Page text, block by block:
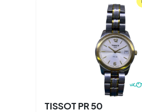
TISSOT PR 50